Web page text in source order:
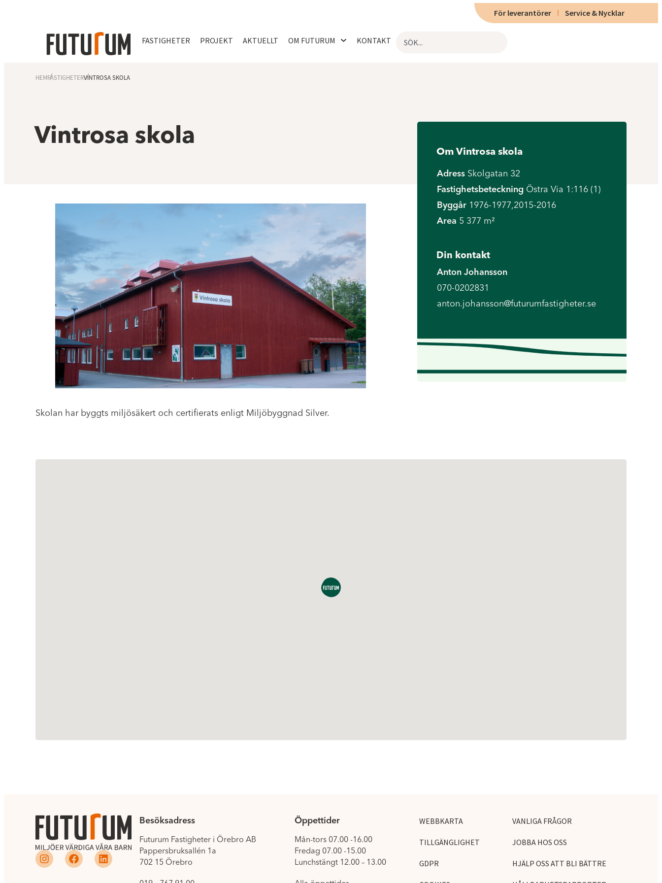
FASTIGHETER PROJEKT AKTUELLT OM FUTURUM KONTAKT
För leverantörer Service & Nycklar
HEMFASTIGHETERVINTROSA SKOLA
Vintrosa skola
Skolan har byggts miljösäkert och certifierats enligt Miljöbyggnad Silver.
Om Vintrosa skola
Adress Skolgatan 32
Fastighetsbeteckning Östra Via 1:116 (1)
Byggår 1976-1977,2015-2016
Area 5 377 m²
Din kontakt
Anton Johansson
070-0202831
anton.johansson@futurumfastigheter.se
Besöksadress
Futurum Fastigheter i Örebro AB
Pappersbruksallén 1a
702 15 Örebro
Öppettider
Mån-tors 07.00 -16.00
Fredag 07.00 -15.00
Lunchstängt 12.00 – 13.00
WEBBKARTA
TILLGÄNGLIGHET
GDPR
VANLIGA FRÅGOR
JOBBA HOS OSS
HJÄLP OSS ATT BLI BÄTTRE